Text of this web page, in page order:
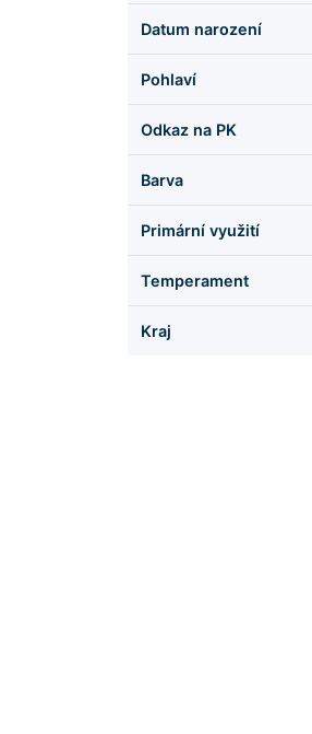
Datum narození
Pohlaví
Odkaz na PK
Barva
Primární využití
Temperament
Kraj